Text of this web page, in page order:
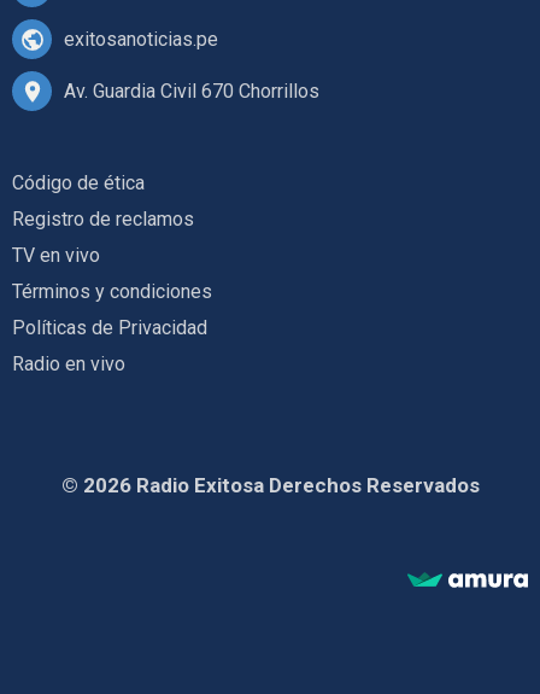
exitosanoticias.pe
Av. Guardia Civil 670 Chorrillos
Código de ética
Registro de reclamos
TV en vivo
Términos y condiciones
Políticas de Privacidad
Radio en vivo
© 2026 Radio Exitosa Derechos Reservados